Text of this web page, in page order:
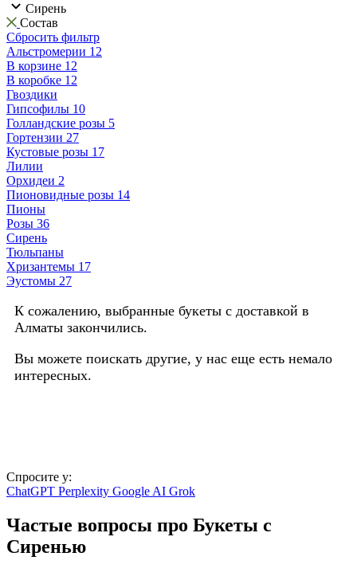
Сирень
Состав
Сбросить фильтр
Альстромерии 12
В корзине 12
В коробке 12
Гвоздики
Гипсофилы 10
Голландские розы 5
Гортензии 27
Кустовые розы 17
Лилии
Орхидеи 2
Пионовидные розы 14
Пионы
Розы 36
Сирень
Тюльпаны
Хризантемы 17
Эустомы 27
К сожалению, выбранные букеты с доставкой в
Алматы закончились.
Вы можете поискать другие, у нас еще есть немало
интересных.
Спросите у:
ChatGPT Perplexity Google AI Grok
Частые вопросы про Букеты с
Сиренью